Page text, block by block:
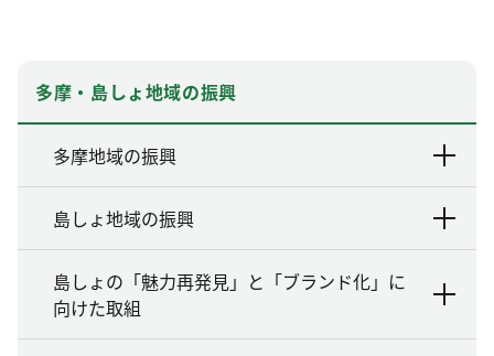
多摩・島しょ地域の振興
多摩地域の振興
島しょ地域の振興
島しょの「魅力再発見」と「ブランド化」に
向けた取組